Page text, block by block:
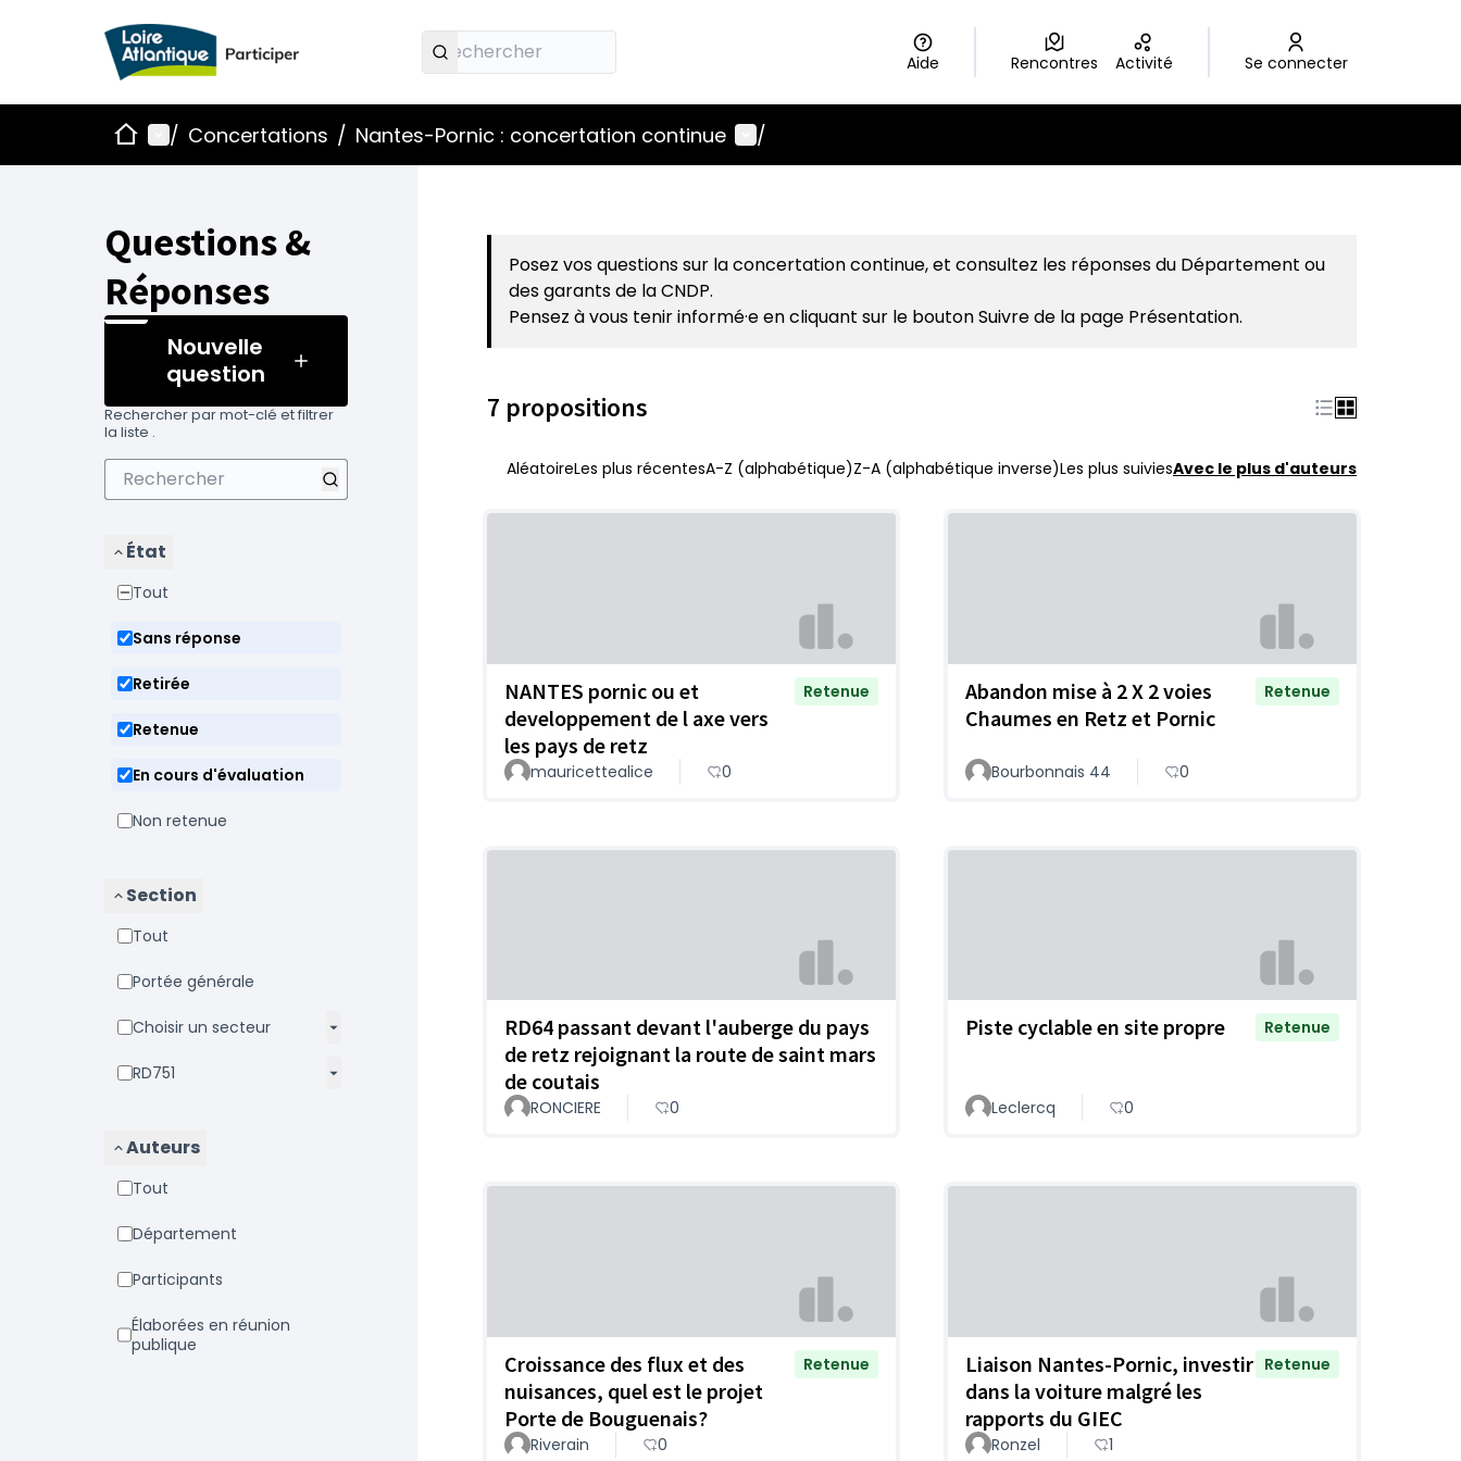
Aide Rencontres Activité Se connecter
AccueilMenu principal
/ Concertations / Nantes-Pornic : concertation continue Menu utilisateur
/
Questions &
Réponses
Nouvelle
question
Rechercher par mot-clé et filtrer
la liste .
État
Tout
Sans réponse
Retirée
Retenue
En cours d'évaluation
Non retenue
Section
Tout
Portée générale
Choisir un secteur
RD751
Auteurs
Tout
Département
Participants
Élaborées en réunion
publique
Posez vos questions sur la concertation continue, et consultez les réponses du Département ou
des garants de la CNDP.
Pensez à vous tenir informé·e en cliquant sur le bouton Suivre de la page Présentation.
7 propositions
AléatoireLes plus récentesA-Z (alphabétique)Z-A (alphabétique inverse)Les plus suiviesAvec le plus d'auteurs
NANTES pornic ou et
developpement de l axe vers
les pays de retz
Retenue
mauricettealice 0
Abandon mise à 2 X 2 voies
Chaumes en Retz et Pornic
Retenue
Bourbonnais 44 0
RD64 passant devant l'auberge du pays
de retz rejoignant la route de saint mars
de coutais
RONCIERE 0
Piste cyclable en site propre Retenue
Leclercq 0
Croissance des flux et des
nuisances, quel est le projet
Porte de Bouguenais?
Retenue
Riverain 0
Liaison Nantes-Pornic, investir
dans la voiture malgré les
rapports du GIEC
Retenue
Ronzel 1